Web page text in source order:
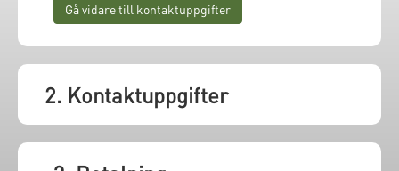
Gå vidare till kontaktuppgifter
2. Kontaktuppgifter